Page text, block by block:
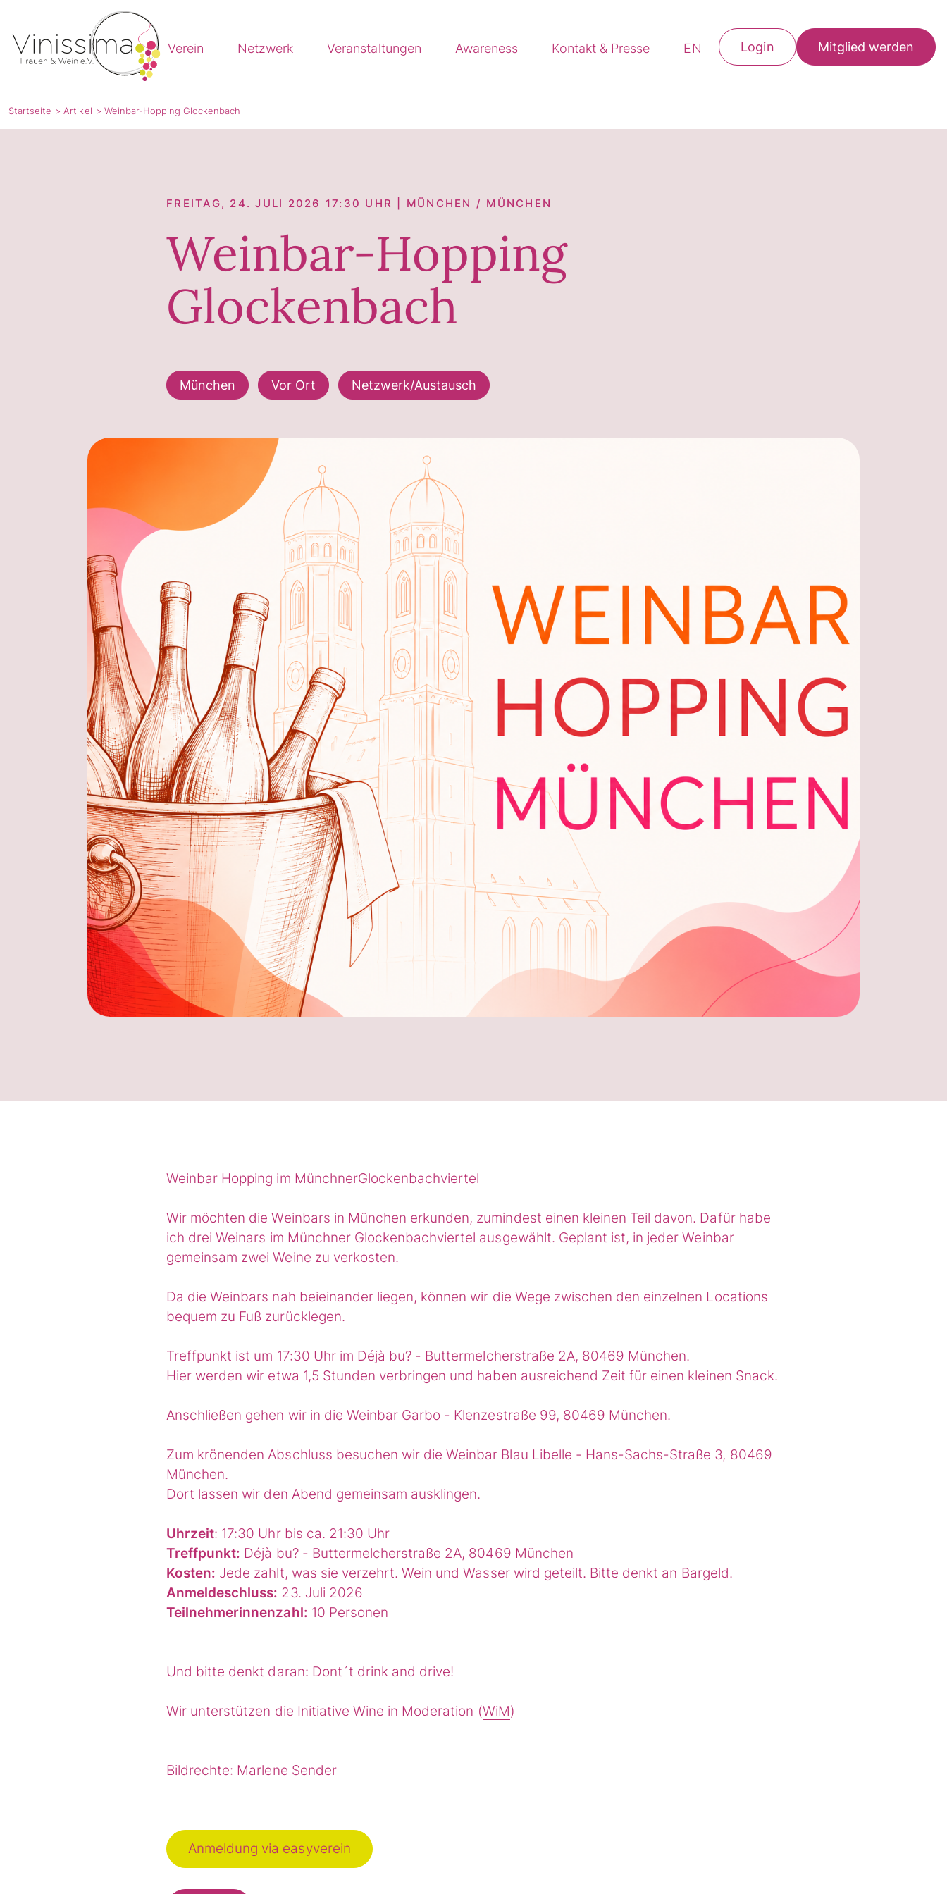
Verein Netzwerk Veranstaltungen Awareness Kontakt & Presse EN Login Mitglied werden
Startseite Artikel Weinbar-Hopping Glockenbach
FREITAG, 24. JULI 2026 17:30 UHR | MÜNCHEN / MÜNCHEN
Weinbar-Hopping
Glockenbach
München Vor Ort Netzwerk/Austausch
Weinbar Hopping im MünchnerGlockenbachviertel
Wir möchten die Weinbars in München erkunden, zumindest einen kleinen Teil davon. Dafür habe
ich drei Weinars im Münchner Glockenbachviertel ausgewählt. Geplant ist, in jeder Weinbar
gemeinsam zwei Weine zu verkosten.
Da die Weinbars nah beieinander liegen, können wir die Wege zwischen den einzelnen Locations
bequem zu Fuß zurücklegen.
Treffpunkt ist um 17:30 Uhr im Déjà bu? - Buttermelcherstraße 2A, 80469 München.
Hier werden wir etwa 1,5 Stunden verbringen und haben ausreichend Zeit für einen kleinen Snack.
Anschließen gehen wir in die Weinbar Garbo - Klenzestraße 99, 80469 München.
Zum krönenden Abschluss besuchen wir die Weinbar Blau Libelle - Hans-Sachs-Straße 3, 80469
München.
Dort lassen wir den Abend gemeinsam ausklingen.
Uhrzeit: 17:30 Uhr bis ca. 21:30 Uhr
Treffpunkt: Déjà bu? - Buttermelcherstraße 2A, 80469 München
Kosten: Jede zahlt, was sie verzehrt. Wein und Wasser wird geteilt. Bitte denkt an Bargeld.
Anmeldeschluss: 23. Juli 2026
Teilnehmerinnenzahl: 10 Personen
Und bitte denkt daran: Dont´t drink and drive!
Wir unterstützen die Initiative Wine in Moderation (WiM)
Bildrechte: Marlene Sender
Anmeldung via easyverein